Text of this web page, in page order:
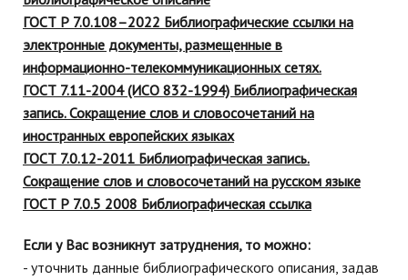
ГОСТ Р 7.0.108–2022 Библиографические ссылки на
электронные документы, размещенные в
информационно-телекоммуникационных сетях.
ГОСТ 7.11-2004 (ИСО 832-1994) Библиографическая
запись. Сокращение слов и словосочетаний на
иностранных европейских языках
ГОСТ 7.0.12-2011 Библиографическая запись.
Сокращение слов и словосочетаний на русском языке
ГОСТ Р 7.0.5 2008 Библиографическая ссылка
Если у Вас возникнут затруднения, то можно:
- уточнить данные библиографического описания, задав